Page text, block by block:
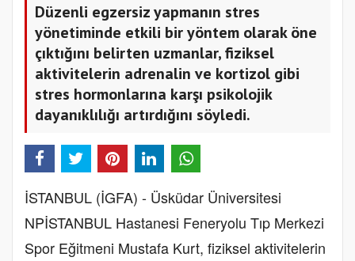
Düzenli egzersiz yapmanın stres
yönetiminde etkili bir yöntem olarak öne
çıktığını belirten uzmanlar, fiziksel
aktivitelerin adrenalin ve kortizol gibi
stres hormonlarına karşı psikolojik
dayanıklılığı artırdığını söyledi.
İSTANBUL (İGFA) - Üsküdar Üniversitesi
NPİSTANBUL Hastanesi Feneryolu Tıp Merkezi
Spor Eğitmeni Mustafa Kurt, fiziksel aktivitelerin